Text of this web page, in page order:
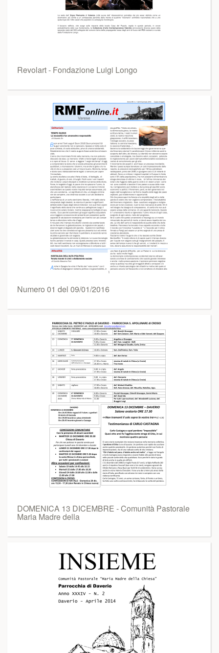
Revolart - Fondazione Luigi Longo
Numero 01 del 09/01/2016
DOMENICA 13 DICEMBRE - Comunità Pastorale
Maria Madre della